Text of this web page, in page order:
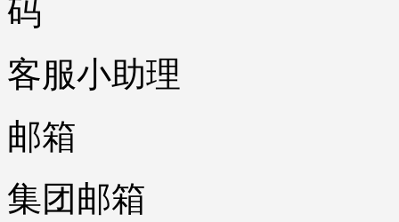
客服小助理
邮箱
集团邮箱